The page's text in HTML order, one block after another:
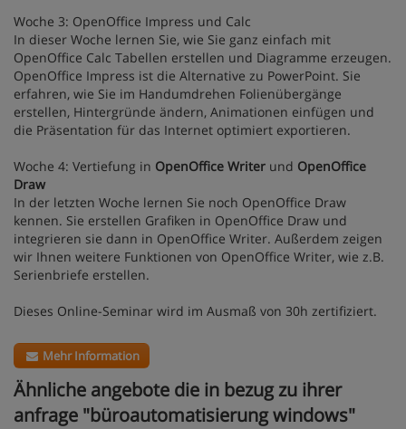
Woche 3: OpenOffice Impress und Calc
In dieser Woche lernen Sie, wie Sie ganz einfach mit
OpenOffice Calc Tabellen erstellen und Diagramme erzeugen.
OpenOffice Impress ist die Alternative zu PowerPoint. Sie
erfahren, wie Sie im Handumdrehen Folienübergänge
erstellen, Hintergründe ändern, Animationen einfügen und
die Präsentation für das Internet optimiert exportieren.
Woche 4: Vertiefung in OpenOffice Writer und OpenOffice
Draw
In der letzten Woche lernen Sie noch OpenOffice Draw
kennen. Sie erstellen Grafiken in OpenOffice Draw und
integrieren sie dann in OpenOffice Writer. Außerdem zeigen
wir Ihnen weitere Funktionen von OpenOffice Writer, wie z.B.
Serienbriefe erstellen.
Dieses Online-Seminar wird im Ausmaß von 30h zertifiziert.
Mehr Information
Ähnliche angebote die in bezug zu ihrer
anfrage "büroautomatisierung windows"